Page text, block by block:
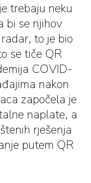
trebaju neku
bi se njihov
to je bio
se tiče QR
COVID-
nakon
započela je
naplate, a
rješenja
putem QR